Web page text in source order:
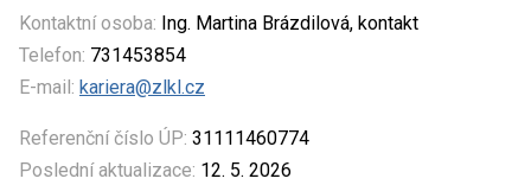
Kontaktní osoba: Ing. Martina Brázdilová, kontakt
Telefon: 731453854
E-mail: kariera@zlkl.cz
Referenční číslo ÚP: 31111460774
Poslední aktualizace: 12. 5. 2026